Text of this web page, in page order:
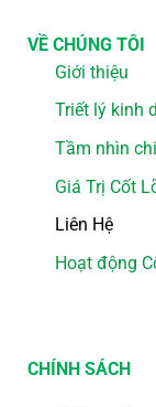
VỀ CHÚNG TÔI
Giới thiệu
Triết lý kinh
Tầm nhìn
Giá Trị Cốt
Liên Hệ
Hoạt động
CHÍNH SÁCH